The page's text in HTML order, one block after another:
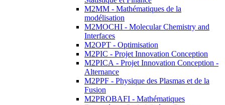
M2MM - Mathématiques de la
modélisation
M2MOCHI - Molecular Chemistry and
Interfaces
M2OPT - Optimisation
M2PIC - Projet Innovation Conception
M2PICA - Projet Innovation Conception -
Alternance
M2PPF - Physique des Plasmas et de la
Fusion
M2PROBAFI - Mathématiques